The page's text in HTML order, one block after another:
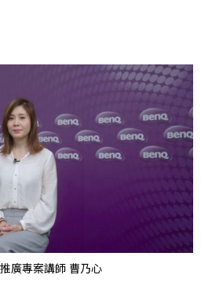
廣專案講師 曹乃心